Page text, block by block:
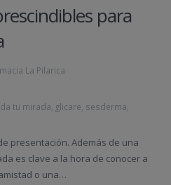
para
La Pilarica
tu mirada glicare sesderma
presentación. Además de una
es clave a la hora de conocer a
o una…